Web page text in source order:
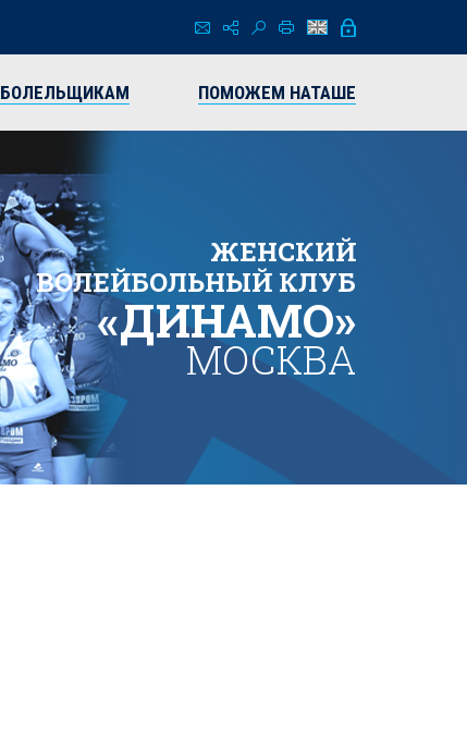
БОЛЕЛЬЩИКАМ ПОМОЖЕМ НАТАШЕ
ЖЕНСКИЙ
ВОЛЕЙБОЛЬНЫЙ КЛУБ
«ДИНАМО»
МОСКВА